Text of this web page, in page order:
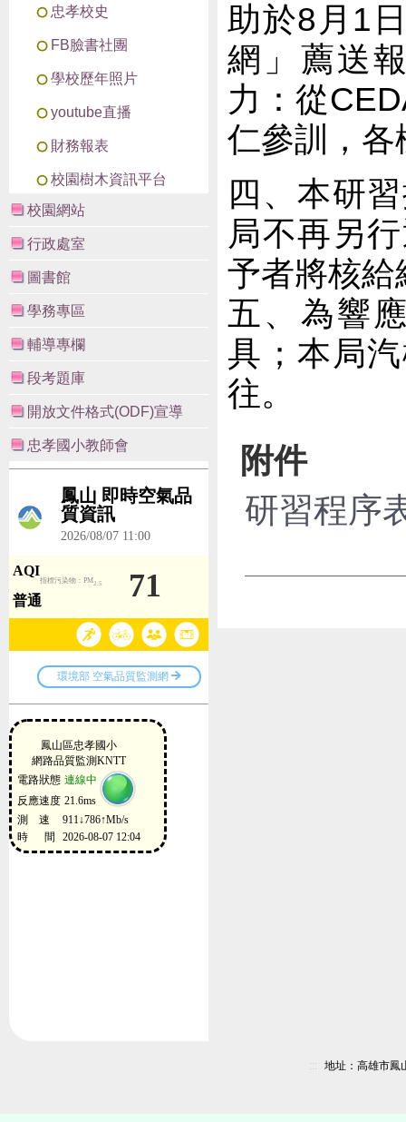
忠孝校史
FB臉書社團
學校歷年照片
youtube直播
財務報表
校園樹木資訊平台
校園網站
行政處室
圖書館
學務專區
輔導專欄
段考題庫
開放文件格式(ODF)宣導
忠孝國小教師會
助於8月1
網」薦送
力：從
仁參訓，
四、本研
局不再另
予者將核給
五、為響
具；本局
往。
附件
研習程序
::: 地址：高雄市